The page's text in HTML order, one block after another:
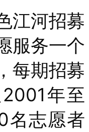
江河招募
服务一个
每期招募
年至
名志愿者